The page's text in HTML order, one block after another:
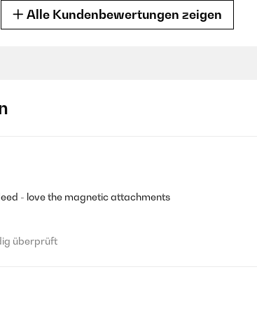
überprüft
und auch der Test verlief positiv. Den
von uns ein Stern Abzug.
überprüft
Alle Kundenbewertungen zeigen
- love the magnetic attachments
überprüft